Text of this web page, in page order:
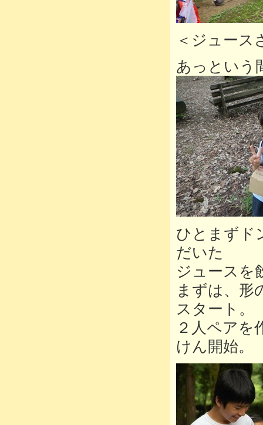
＜ジュース
あっという
ひとまずド
だいた
ジュースを
まずは、形
スタート。
２人ペアを
けん開始。